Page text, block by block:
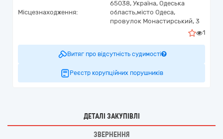
Місцезнаходження:
65038, Україна, Одеська
область,місто Одеса,
провулок Монастирський, 3
1
Витяг про відсутність судимості
Реєстр корупційних порушників
ДЕТАЛІ ЗАКУПІВЛІ
ЗВЕРНЕННЯ